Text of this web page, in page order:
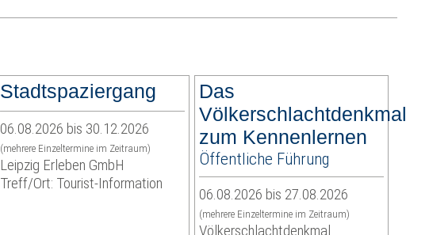
Stadtspaziergang
06.08.2026 bis 30.12.2026
(mehrere Einzeltermine im Zeitraum)
Leipzig Erleben GmbH
Treff/Ort: Tourist-Information
Das
Völkerschlachtdenkmal
zum Kennenlernen
Öffentliche Führung
06.08.2026 bis 27.08.2026
(mehrere Einzeltermine im Zeitraum)
Völkerschlachtdenkmal